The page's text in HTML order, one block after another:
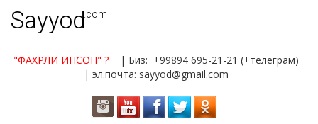
Sayyod.com
"ФАХРЛИ ИНСОН" ?
| Биз: +99894 695-21-21 (+телеграм)
| эл.почта: sayyod@gmail.com